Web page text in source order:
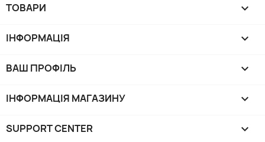
ТОВАРИ 
ІНФОРМАЦІЯ 
ВАШ ПРОФІЛЬ 
ІНФОРМАЦІЯ МАГАЗИНУ keyboard_arrow_down
SUPPORT CENTER 